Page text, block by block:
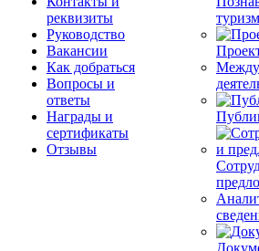
реквизиты
Руководство
Вакансии
Как добраться
Вопросы и
ответы
Награды и
сертификаты
Отзывы
туризм